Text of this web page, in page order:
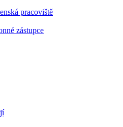
pracoviště
zástupce